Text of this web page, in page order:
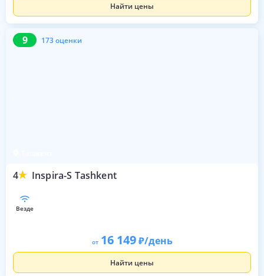
Найти цены
9 173 оценки
4 Inspira-S Tashkent
9 173 оценки
везде
от 16 149 /день
Найти цены